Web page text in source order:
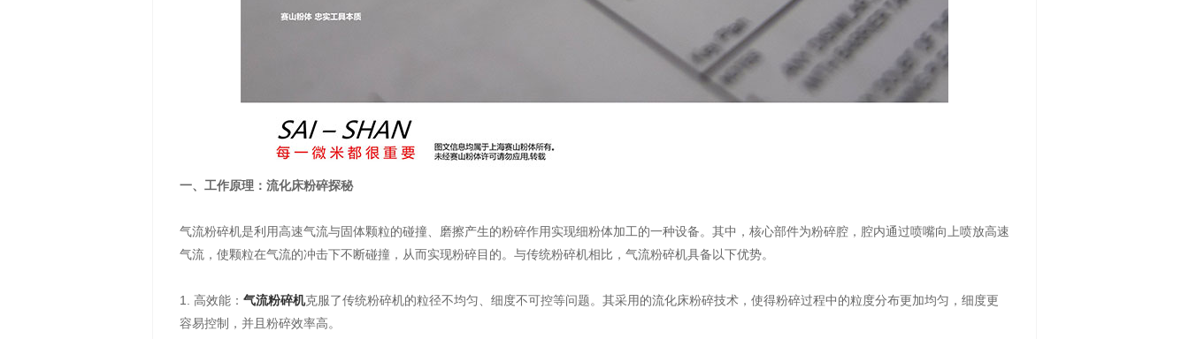
一、工作原理：流化床粉碎探秘
气流粉碎机是利用高速气流与固体颗粒的碰撞、磨擦产生的粉碎作用实现细粉体加工的一种设备。其中，核心部件为粉碎腔，腔内通过喷嘴向上喷放高速
气流，使颗粒在气流的冲击下不断碰撞，从而实现粉碎目的。与传统粉碎机相比，气流粉碎机具备以下优势。
1. 高效能： 气流粉碎机克服了传统粉碎机的粒径不均匀、细度不可控等问题。其采用的流化床粉碎技术，使得粉碎过程中的粒度分布更加均匀，细度更
容易控制，并且粉碎效率高。